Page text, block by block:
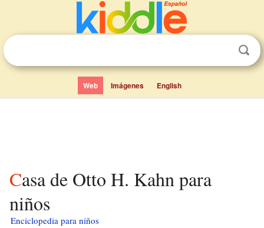
Web Imágenes English
Casa de Otto H. Kahn para
niños
Enciclopedia para niños